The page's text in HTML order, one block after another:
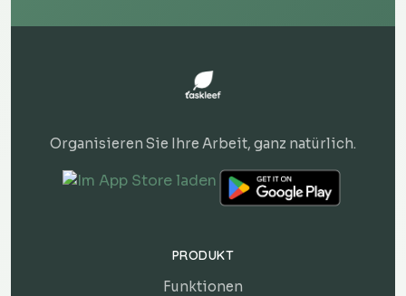
Organisieren Sie Ihre Arbeit, ganz natürlich.
PRODUKT
Funktionen